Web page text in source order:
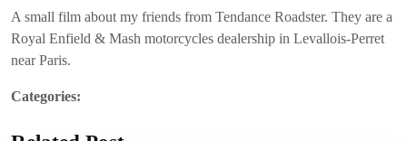
A small film about my friends from Tendance Roadster. They are a
Royal Enfield & Mash motorcycles dealership in Levallois-Perret
near Paris.
Categories: